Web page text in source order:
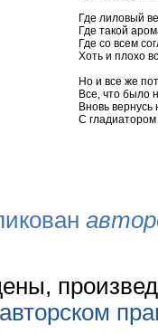
Где лиловый
Где такой
Где со всем
Хоть и плохо
Но и все же
Все, что было
Вновь вернусь
С
авторском